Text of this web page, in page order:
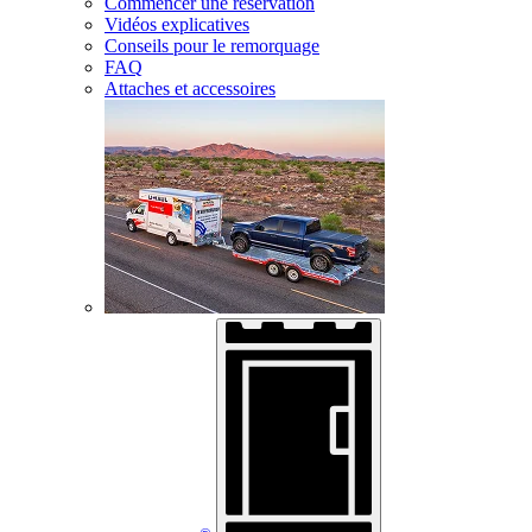
Vidéos explicatives
Conseils pour le remorquage
FAQ
Attaches et accessoires